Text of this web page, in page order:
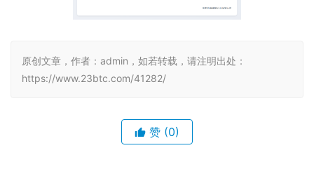
原创文章，作者：admin，如若转载，请注明出处：
https://www.23btc.com/41282/
赞 (0)